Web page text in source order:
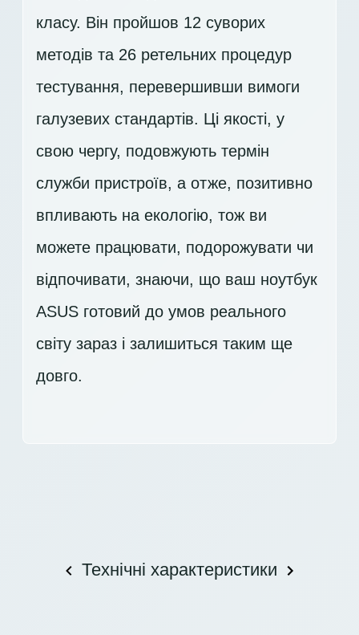
класу. Він пройшов 12 суворих
методів та 26 ретельних процедур
тестування, перевершивши вимоги
галузевих стандартів. Ці якості, у
свою чергу, подовжують термін
служби пристроїв, а отже, позитивно
впливають на екологію, тож ви
можете працювати, подорожувати чи
відпочивати, знаючи, що ваш ноутбук
ASUS готовий до умов реального
світу зараз і залишиться таким ще
довго.
Технічні характеристики